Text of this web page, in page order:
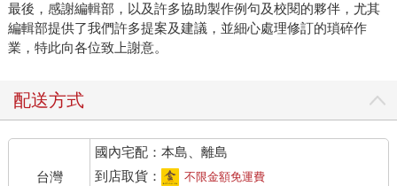
最後，感謝編輯部，以及許多協助製作例句及校閱的夥伴，尤其
編輯部提供了我們許多提案及建議，並細心處理修訂的瑣碎作
業，特此向各位致上謝意。
配送方式
台灣
國內宅配：本島、離島
到店取貨：
不限金額免運費